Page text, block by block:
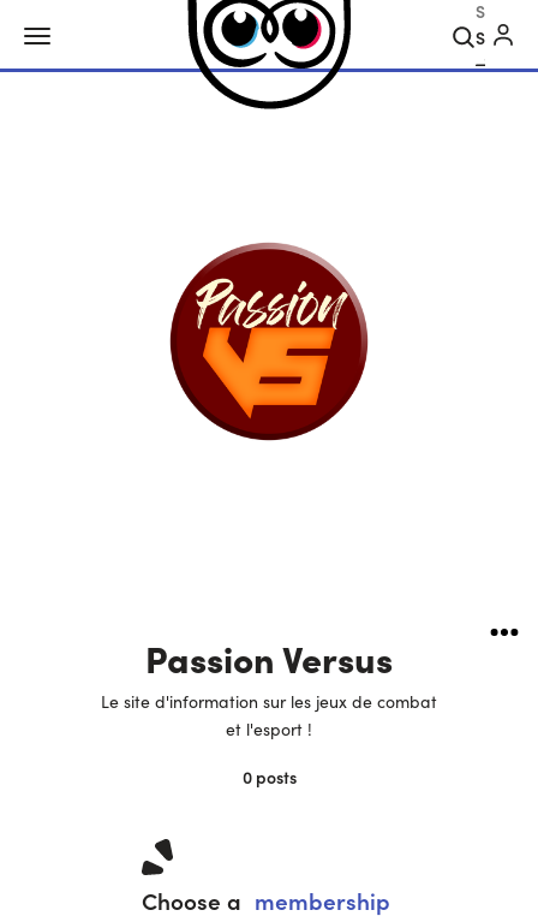
Search
Passion Versus
Le site d'information sur les jeux de combat
et l'esport !
0 posts
Choose a membership